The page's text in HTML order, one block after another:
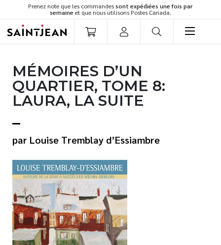
Prenez note que les commandessont expédiées une fois par
semaine et que nous utilisons Postes Canada.
LIVRES
Romans
Cuisine
Développement personnel
Famille
Culture générale
Témoignages
Vie pratique
Finances
Nouveautés
MÉMOIRES D’UN
QUARTIER, TOME 8:
LAURA, LA SUITE
Louise Tremblay d’Essiambre